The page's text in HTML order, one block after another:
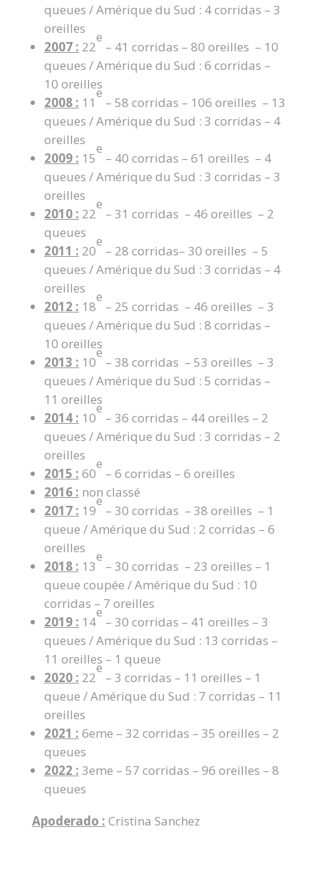
queues / Amérique du Sud : 4 corridas – 3
oreilles
2007 : 22
e
– 41 corridas – 80 oreilles – 10
queues / Amérique du Sud : 6 corridas –
10 oreilles
2008 : 11
e
– 58 corridas – 106 oreilles – 13
queues / Amérique du Sud : 3 corridas – 4
oreilles
2009 : 15
e
– 40 corridas – 61 oreilles – 4
queues / Amérique du Sud : 3 corridas – 3
oreilles
2010 : 22
e
– 31 corridas – 46 oreilles – 2
queues
2011 : 20
e
– 28 corridas– 30 oreilles – 5
queues / Amérique du Sud : 3 corridas – 4
oreilles
2012 : 18
e
– 25 corridas – 46 oreilles – 3
queues / Amérique du Sud : 8 corridas –
10 oreilles
2013 : 10
e
– 38 corridas – 53 oreilles – 3
queues / Amérique du Sud : 5 corridas –
11 oreilles
2014 : 10
e
– 36 corridas – 44 oreilles – 2
queues / Amérique du Sud : 3 corridas – 2
oreilles
2015 : 60
e
– 6 corridas – 6 oreilles
2016 : non classé
2017 : 19
e
– 30 corridas – 38 oreilles – 1
queue / Amérique du Sud : 2 corridas – 6
oreilles
2018 : 13
e
– 30 corridas – 23 oreilles – 1
queue coupée / Amérique du Sud : 10
corridas – 7 oreilles
2019 : 14
e
– 30 corridas – 41 oreilles – 3
queues / Amérique du Sud : 13 corridas –
11 oreilles – 1 queue
2020 : 22
e
– 3 corridas – 11 oreilles – 1
queue / Amérique du Sud : 7 corridas – 11
oreilles
2021 : 6eme – 32 corridas – 35 oreilles – 2
queues
2022 : 3eme – 57 corridas – 96 oreilles – 8
queues
Apoderado : Cristina Sanchez